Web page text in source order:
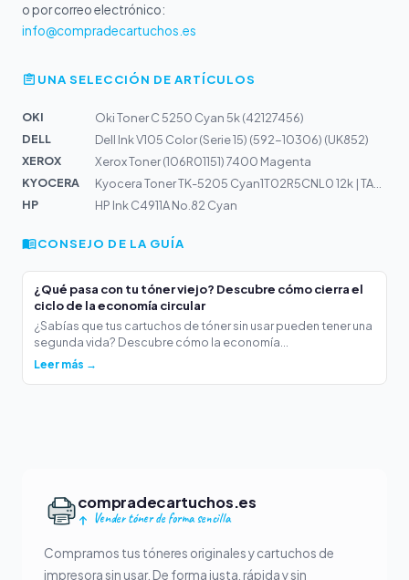
o por correo electrónico:
info@compradecartuchos.es
UNA SELECCIÓN DE ARTÍCULOS
OKI
Oki Toner C 5250 Cyan 5k (42127456)
DELL
Dell Ink V105 Color (Serie 15) (592-10306) (UK852)
XEROX
Xerox Toner (106R01151) 7400 Magenta
KYOCERA
HP
HP Ink C4911A No.82 Cyan
CONSEJO DE LA GUÍA
¿Qué pasa con tu tóner viejo? Descubre cómo cierra el
ciclo de la economía circular
¿Sabías que tus cartuchos de tóner sin usar pueden tener una
segunda vida? Descubre cómo la economía...
Leer más →
compradecartuchos.es
Vender tóner de forma sencilla
Compramos tus tóneres originales y cartuchos de
impresora sin usar. De forma justa, rápida y sin